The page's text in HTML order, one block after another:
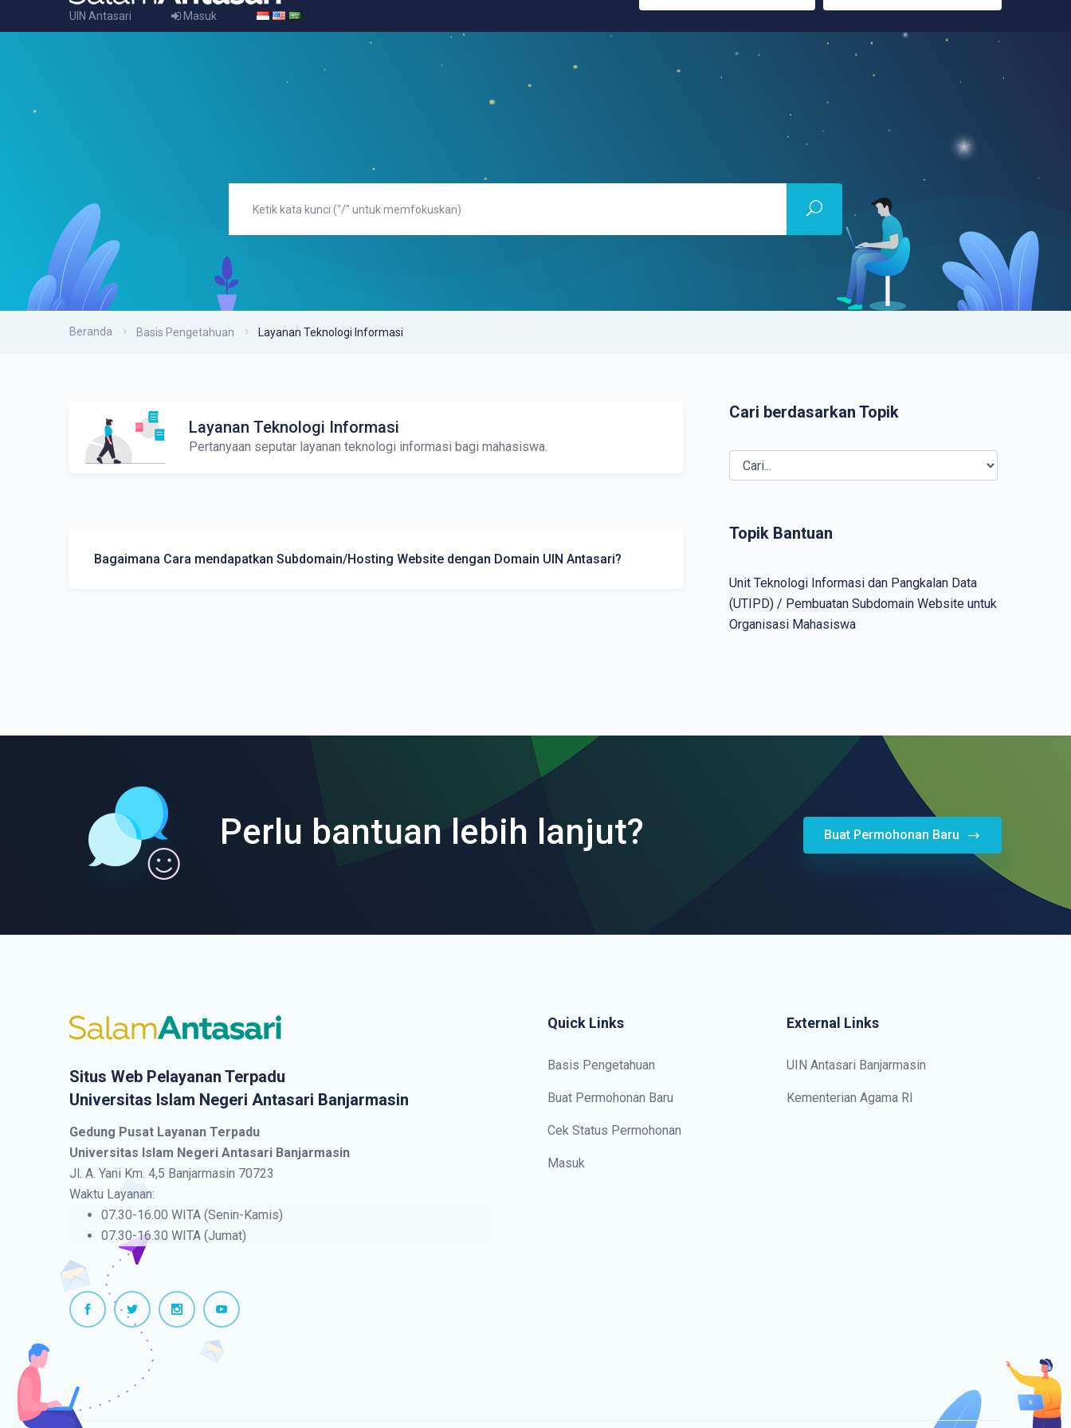
UIN Antasari Masuk
Beranda Basis Pengetahuan Layanan Teknologi Informasi
Layanan Teknologi Informasi
Pertanyaan seputar layanan teknologi informasi bagi mahasiswa.
Bagaimana Cara mendapatkan Subdomain/Hosting Website dengan Domain UIN Antasari?
Cari berdasarkan Topik
Topik Bantuan
Unit Teknologi Informasi dan Pangkalan Data
(UTIPD) / Pembuatan Subdomain Website untuk
Organisasi Mahasiswa
Perlu bantuan lebih lanjut? Buat Permohonan Baru
Situs Web Pelayanan Terpadu
Universitas Islam Negeri Antasari Banjarmasin
Gedung Pusat Layanan Terpadu
Universitas Islam Negeri Antasari Banjarmasin
Jl. A. Yani Km. 4,5 Banjarmasin 70723
Waktu Layanan:
07.30-16.00 WITA (Senin-Kamis)
07.30-16.30 WITA (Jumat)
Quick Links
Basis Pengetahuan
Buat Permohonan Baru
Cek Status Permohonan
Masuk
External Links
UIN Antasari Banjarmasin
Kementerian Agama RI